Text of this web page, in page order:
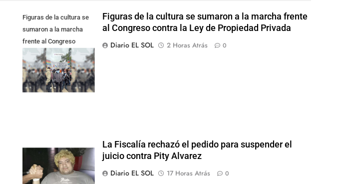
Figuras de la cultura se
sumaron a la marcha
frente al Congreso
contra la Ley de
Propiedad Privada
Figuras de la cultura se sumaron a la marcha frente
al Congreso contra la Ley de Propiedad Privada
Diario EL SOL
2 Horas Atrás 0
La Fiscalía rechazó el pedido para suspender el
juicio contra Pity Alvarez
Diario EL SOL
17 Horas Atrás 0